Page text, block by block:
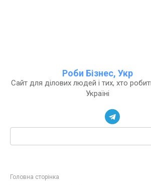
Роби Бізнес, Укр
Сайт для ділових людей і тих, хто
Україні
Головна сторінка